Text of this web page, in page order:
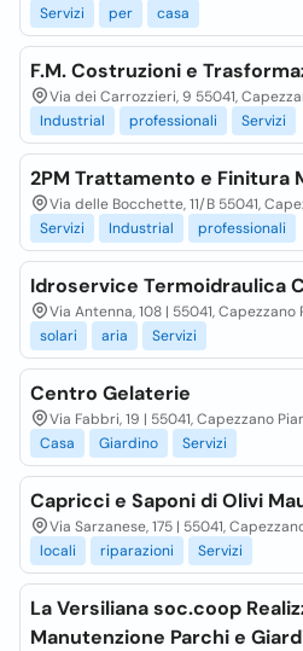
Servizi
per casa
F.M. Costruzioni e
Via dei Carrozzieri, 9 55041,
Industrial
professionali Servizi
2PM Trattamento e Finitura
Via delle Bocchette, 11/B 55041,
Servizi
Industrial professionali
Idroservice Termoidraulica
Via Antenna, 108 | 55041, Capezzano
solari
aria Servizi
Centro Gelaterie
Via Fabbri, 19 | 55041, Capezzano
Casa
Giardino Servizi
Capricci e Saponi di Olivi
Via Sarzanese, 175 | 55041,
locali
riparazioni Servizi
La Versiliana soc.coop
Manutenzione Parchi e